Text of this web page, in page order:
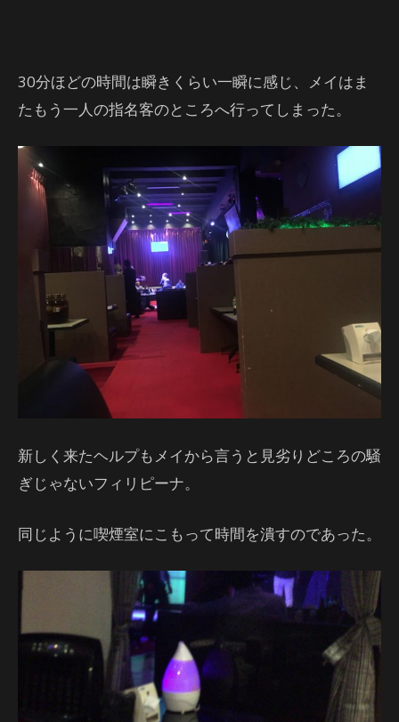
30分ほどの時間は瞬きくらい一瞬に感じ、メイはま
たもう一人の指名客のところへ行ってしまった。
新しく来たヘルプもメイから言うと見劣りどころの騒
ぎじゃないフィリピーナ。
同じように喫煙室にこもって時間を潰すのであった。